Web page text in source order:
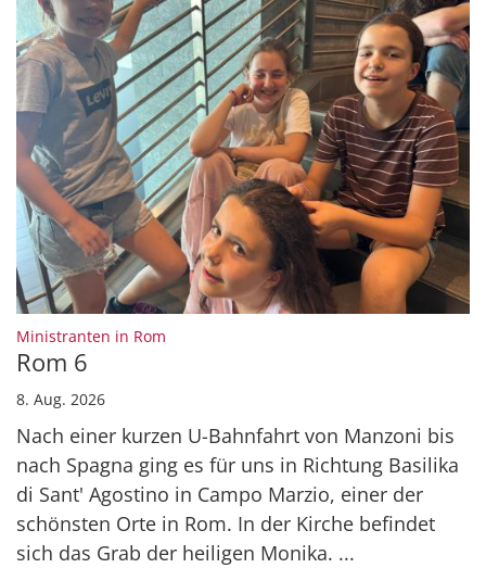
Ministranten in Rom
Rom 6
8. Aug. 2026
Nach einer kurzen U-Bahnfahrt von Manzoni bis
nach Spagna ging es für uns in Richtung Basilika
di Sant' Agostino in Campo Marzio, einer der
schönsten Orte in Rom. In der Kirche befindet
sich das Grab der heiligen Monika. ...